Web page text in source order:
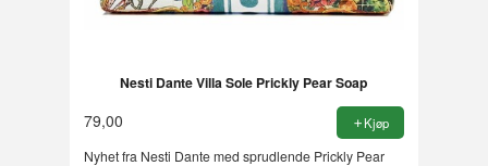
Nesti Dante Villa Sole Prickly Pear Soap
79,00 Kjøp
Nyhet fra Nesti Dante med sprudlende Prickly Pear